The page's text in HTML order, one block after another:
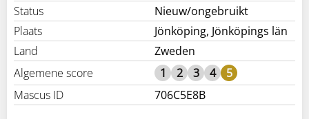
Status
Nieuw/ongebruikt
Plaats
Jönköping, Jönköpings län
Land
Zweden
Algemene score
1 2 3 4
5
Mascus ID
706C5E8B